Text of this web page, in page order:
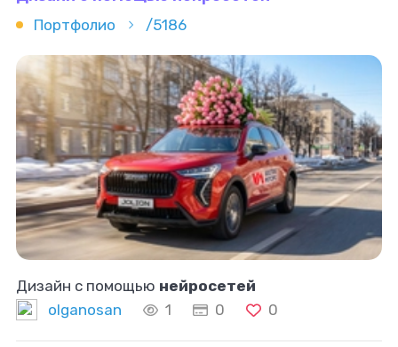
Портфолио /5186
Дизайн с помощью нейросетей
olganosan
1 0 0